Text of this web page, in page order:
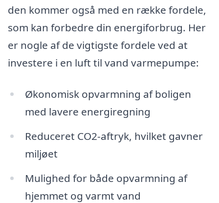
den kommer også med en række fordele,
som kan forbedre din energiforbrug. Her
er nogle af de vigtigste fordele ved at
investere i en luft til vand varmepumpe:
Økonomisk opvarmning af boligen
med lavere energiregning
Reduceret CO2-aftryk, hvilket gavner
miljøet
Mulighed for både opvarmning af
hjemmet og varmt vand